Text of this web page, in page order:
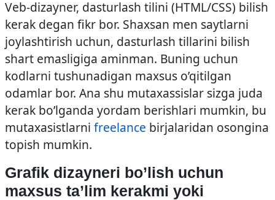
Veb-dizayner, dasturlash tilini (HTML/CSS) bilish
kerak degan fikr bor. Shaxsan men saytlarni
joylashtirish uchun, dasturlash tillarini bilish
shart emasligiga aminman. Buning uchun
kodlarni tushunadigan maxsus o’qitilgan
odamlar bor. Ana shu mutaxassislar sizga juda
kerak bo’lganda yordam berishlari mumkin, bu
mutaxasistlarni freelance birjalaridan osongina
topish mumkin.
Grafik dizayneri bo’lish uchun
maxsus ta’lim kerakmi yoki